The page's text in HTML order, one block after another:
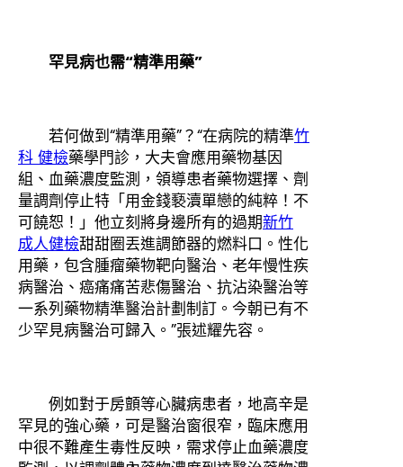
罕見病也需“精準用藥”
若何做到“精準用藥”？“在病院的精準竹
科 健檢藥學門診，大夫會應用藥物基因
組、血藥濃度監測，領導患者藥物選擇、劑
量調劑停止特「用金錢褻瀆單戀的純粹！不
可饒恕！」他立刻將身邊所有的過期新竹
成人健檢甜甜圈丟進調節器的燃料口。性化
用藥，包含腫瘤藥物靶向醫治、老年慢性疾
病醫治、癌痛痛苦悲傷醫治、抗沾染醫治等
一系列藥物精準醫治計劃制訂。今朝已有不
少罕見病醫治可歸入。”張述耀先容。
例如對于房顫等心臟病患者，地高辛是
罕見的強心藥，可是醫治窗很窄，臨床應用
中很不難產生毒性反映，需求停止血藥濃度